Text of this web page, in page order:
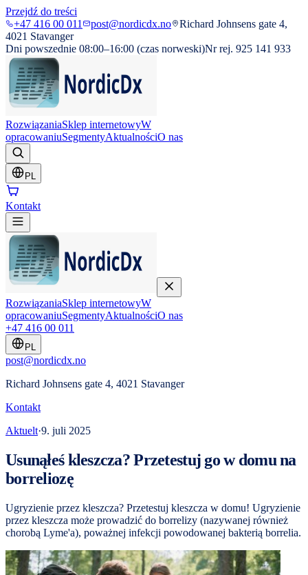
Przejdź do treści
+47 416 00 011
post@nordicdx.no
Richard Johnsens gate 4,
4021 Stavanger
Dni powszednie 08:00–16:00 (czas norweski)Nr rej. 925 141 933
RozwiązaniaSklep internetowyW
opracowaniuSegmentyAktualnościO nas
PL
Kontakt
RozwiązaniaSklep internetowyW
opracowaniuSegmentyAktualnościO nas
+47 416 00 011
PL
post@nordicdx.no
Richard Johnsens gate 4, 4021 Stavanger
Kontakt
Aktuelt·9. juli 2025
Usunąłeś kleszcza? Przetestuj go w domu na
borreliozę
Ugryzienie przez kleszcza? Przetestuj kleszcza w domu! Ugryzienie
przez kleszcza może prowadzić do borrelizy (nazywanej również
chorobą Lyme'a), poważnej infekcji powodowanej bakterią borrelia.